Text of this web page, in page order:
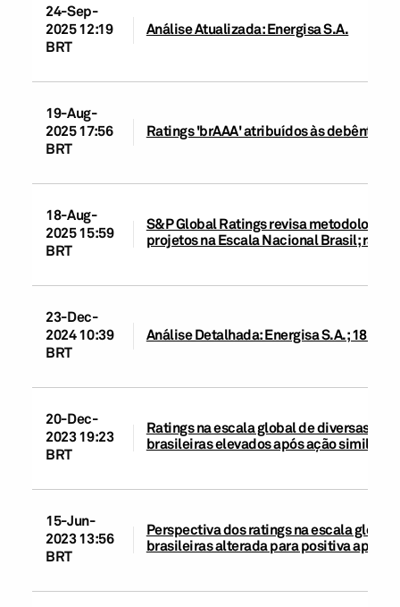
24-Sep-
2025 12:19
BRT
Análise Atualizada: Energisa S.A.
19-Aug-
2025 17:56
BRT
Ratings 'brAAA' atribuídos às
18-Aug-
2025 15:59
BRT
S&P Global Ratings revisa
projetos na Escala Nacional Brasil;
23-Dec-
2024 10:39
BRT
Análise Detalhada: Energisa S.A.; 18 de
20-Dec-
2023 19:23
BRT
Ratings na escala global de diversas
brasileiras elevados após ação similar
15-Jun-
2023 13:56
BRT
Perspectiva dos ratings na escala
brasileiras alterada para positiva após